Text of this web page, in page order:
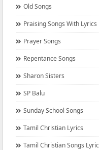
Old Songs
Praising Songs With Lyrics
Prayer Songs
Repentance Songs
Sharon Sisters
SP Balu
Sunday School Songs
Tamil Christian Lyrics
Tamil Christian Songs